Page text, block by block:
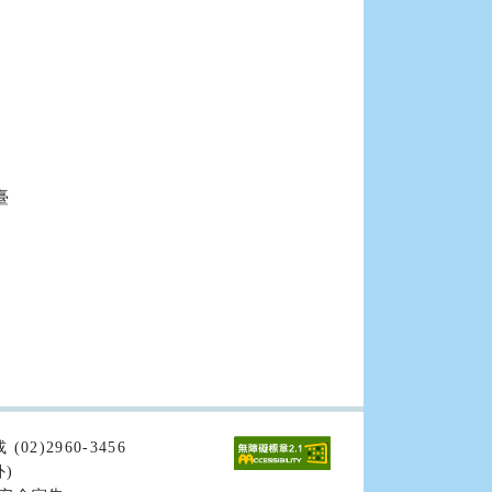
(02)2960-3456
)